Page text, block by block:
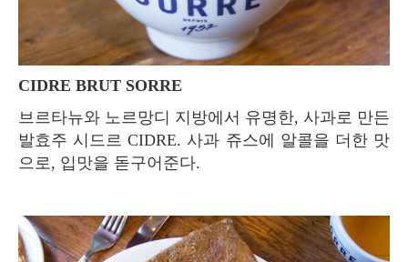
CIDRE BRUT SORRE
브르타뉴와 노르망디 지방에서 유명한, 사과로 만든
발효주 시드르 CIDRE. 사과 쥬스에 알콜을 더한 맛
으로, 입맛을 돋구어준다.